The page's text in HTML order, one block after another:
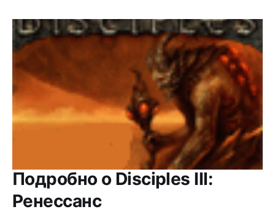
Подробно о Disciples III:
Ренессанс